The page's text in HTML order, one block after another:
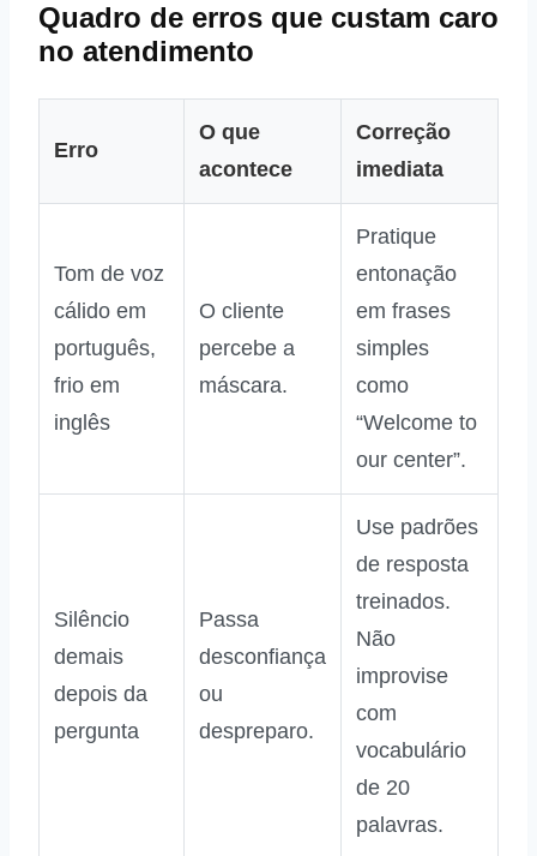
Quadro de erros que custam caro
no atendimento
Erro
O que
acontece
Correção
imediata
Tom de voz
cálido em
português,
frio em
inglês
O cliente
percebe a
máscara.
Pratique
entonação
em frases
simples
como
“Welcome to
our center”.
Silêncio
demais
depois da
pergunta
Passa
desconfiança
ou
despreparo.
Use padrões
de resposta
treinados.
Não
improvise
com
vocabulário
de 20
palavras.